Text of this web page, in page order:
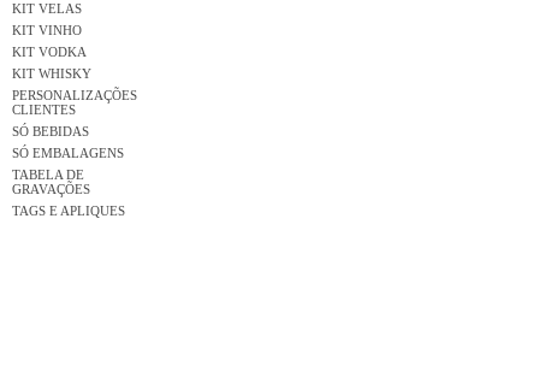
KIT VELAS
KIT VINHO
KIT VODKA
KIT WHISKY
PERSONALIZAÇÕES
CLIENTES
SÓ BEBIDAS
SÓ EMBALAGENS
TABELA DE
GRAVAÇÕES
TAGS E APLIQUES